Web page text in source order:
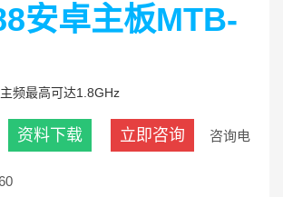
安卓主板MTB-
频最高可达1.8GHz
资料下载 立即咨询 咨询电